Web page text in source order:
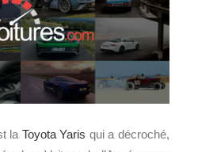
la Toyota Yaris qui a décroché,